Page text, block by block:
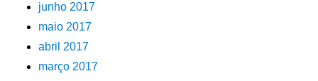
junho 2017
maio 2017
abril 2017
março 2017